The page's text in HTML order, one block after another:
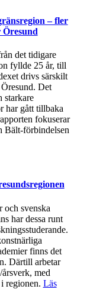
– fler
Öresund
det tidigare
fyllde 25 år, till
drivs särskilt
Det
starkare
har gått tillbaka
fokuserar
Bält-förbindelsen
och svenska
har dessa runt
finns det
Därtill arbetar
med
regionen. Läs